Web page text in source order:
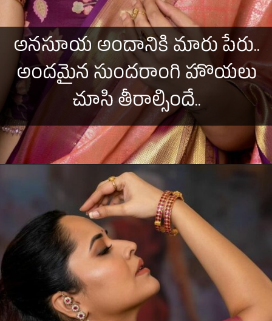
అనసూయ అందానికి మారు పేరు..
అందమైన సుందరాంగి హొయలు
చూసి తీరాల్సిందే..